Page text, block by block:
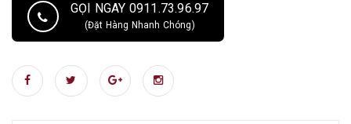
GỌI NGAY 0911.73.96.97
(Đặt Hàng Nhanh Chóng)